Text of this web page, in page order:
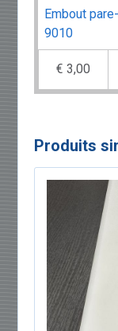
Embout
9010
€ 3,00
Produits